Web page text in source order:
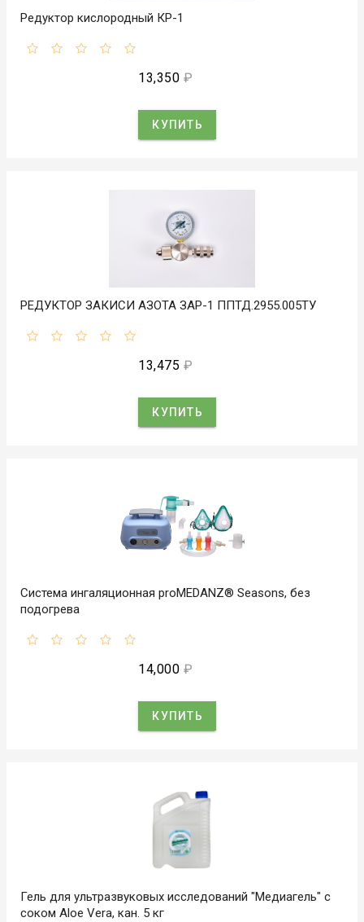
Редуктор кислородный КР-1
13,350 ₽
КУПИТЬ
РЕДУКТОР ЗАКИСИ АЗОТА ЗАР-1 ППТД.2955.005ТУ
13,475 ₽
КУПИТЬ
Система ингаляционная proMEDANZ® Seasons, без
подогрева
14,000 ₽
КУПИТЬ
Гель для ультразвуковых исследований "Медиагель" с
соком Aloe Vera, кан. 5 кг